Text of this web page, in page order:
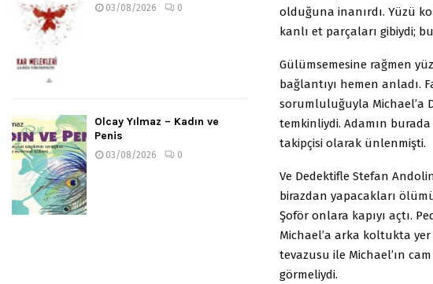
olduğuna inanırdı. Yüzü
kanlı et parçaları gibiydi;
Gülümsemesine rağmen
bağlantıyı hemen anladı.
sorumluluğuyla Michael’a
temkinliydi. Adamın
takipçisi olarak ünlenmişti.
Ve Dedektifle Stefan
birazdan yapacakları
Şoför onlara kapıyı açtı.
Michael’a arka koltukta
tevazusu ile Michael’ın
görmeliydi.
03/08/2026 0
Olcay Yılmaz – Kadın ve
Penis
03/08/2026 0